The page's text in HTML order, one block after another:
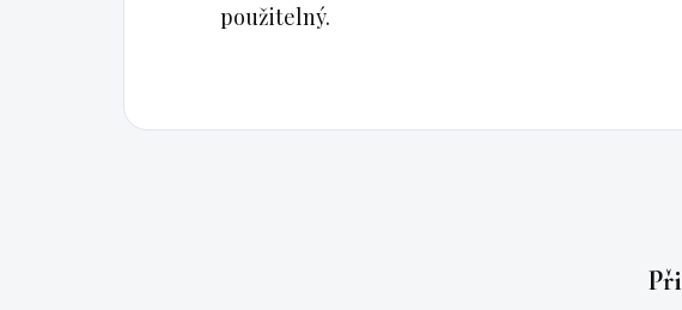
použitelný.